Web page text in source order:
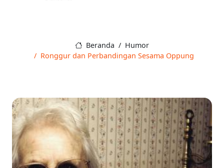
Beranda
Humor
Ronggur dan Perbandingan Sesama Oppung